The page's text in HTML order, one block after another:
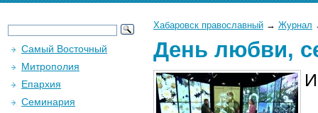
Хабаровск православный → Журнал
День любви,
Самый Восточный
Митрополия
Епархия
Семинария